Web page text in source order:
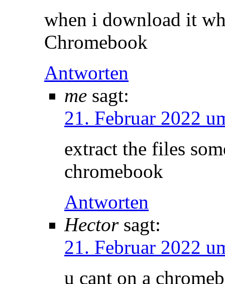
when i download it
Chromebook
Antworten
me sagt:
21. Februar 2022
extract the files
chromebook
Antworten
Hector sagt:
21. Februar 2022
u cant on a